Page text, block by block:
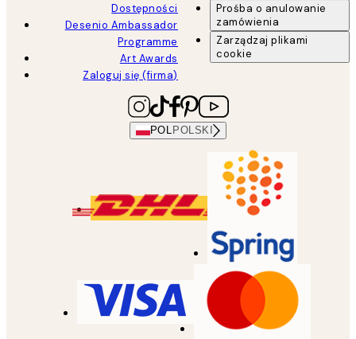
Dostępności
Desenio Ambassador
Programme
Art Awards
Zaloguj się (firma)
Prośba o anulowanie
zamówienia
Zarządzaj plikami
cookie
POL POLSKI